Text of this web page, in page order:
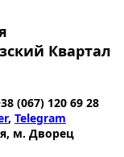
Квартал
(067) 120 69 28
, Telegram
м. Дворец